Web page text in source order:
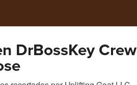
DrBossKey Crew